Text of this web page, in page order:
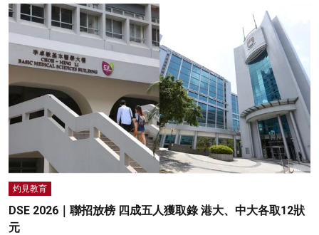
灼見教育
DSE 2026｜聯招放榜 四成五人獲取錄 港大、中大各取12狀
元